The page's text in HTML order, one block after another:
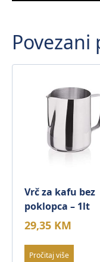
Povezani
Vrč za kafu bez
poklopca – 1lt
29,35 KM
Pročitaj više